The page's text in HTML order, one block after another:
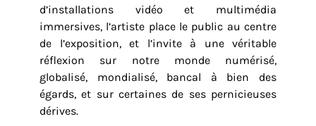
d’installations vidéo et multimédia
immersives, l’artiste place le public au centre
de l’exposition, et l’invite à une véritable
réflexion sur notre monde numérisé,
globalisé, mondialisé, bancal à bien des
égards, et sur certaines de ses pernicieuses
dérives.